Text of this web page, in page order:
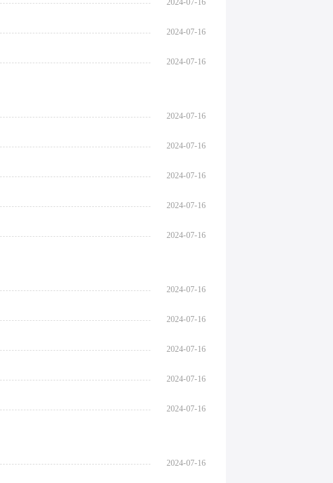
2024-07-16
2024-07-16
2024-07-16
2024-07-16
2024-07-16
2024-07-16
2024-07-16
2024-07-16
2024-07-16
2024-07-16
2024-07-16
2024-07-16
2024-07-16
2024-07-16